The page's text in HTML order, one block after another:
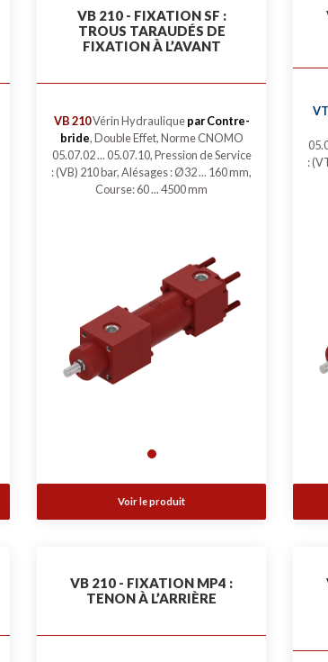
VB 210 - FIXATION SF :
TROUS TARAUDÉS DE
FIXATION À L’AVANT
VB 210Vérin Hydrauliquepar Contre-
bride, Double Effet, Norme CNOMO
05.07.02 ... 05.07.10, Pression de Service
: (VB) 210 bar, Alésages : Ø32 ... 160 mm,
Course: 60 ... 4500 mm
Voir le produit
:
VB 210 - FIXATION MP4 :
TENON À L’ARRIÈRE